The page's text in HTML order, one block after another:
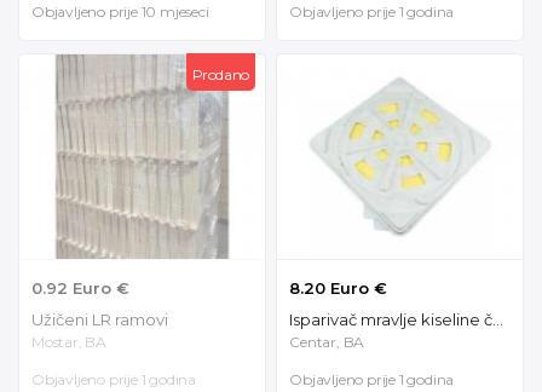
Objavljeno prije 10 mjeseci Objavljeno prije 1 godina
Prodano
0.92 Euro €
Užičeni LR ramovi
Mostar, BA
Objavljeno prije 1 godina
8.20 Euro €
Centar, BA
Objavljeno prije 1 godina